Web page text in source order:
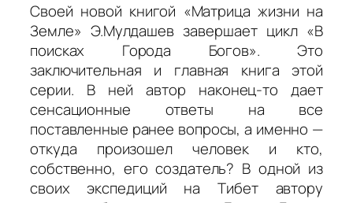
Своей новой книгой «Матрица жизни на
Земле» Э.Мулдашев завершает цикл «В
поисках Города Богов». Это
заключительная и главная книга этой
серии. В ней автор наконец-то дает
сенсационные ответы на все
поставленные ранее вопросы, а именно —
откуда произошел человек и кто,
собственно, его создатель? В одной из
своих экспедиций на Тибет автору